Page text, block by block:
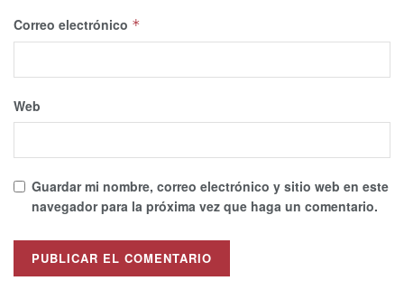
Correo electrónico *
Web
Guardar mi nombre, correo electrónico y sitio web en este
navegador para la próxima vez que haga un comentario.